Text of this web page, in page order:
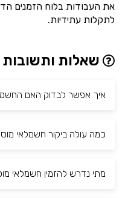
את העבודות בלוח הזמנים
לתקלות עתידיות.
שאלות ותשובות
איך אפשר לבדוק האם
כמה עולה ביקור חשמלאי
מתי נדרש להזמין חשמלאי